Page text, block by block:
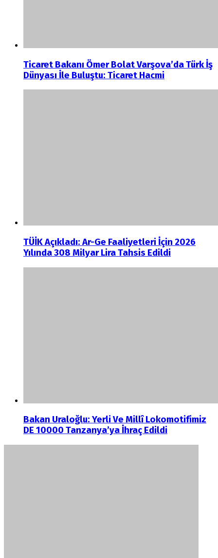
Ticaret Bakanı Ömer Bolat Varşova’da Türk İş
Dünyası İle Buluştu: Ticaret Hacmi
TÜİK Açıkladı: Ar-Ge Faaliyetleri İçin 2026
Yılında 308 Milyar Lira Tahsis Edildi
Bakan Uraloğlu: Yerli Ve Millî Lokomotifimiz
DE 10000 Tanzanya’ya İhraç Edildi